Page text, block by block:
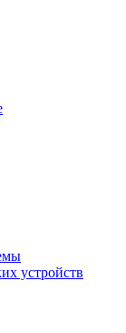
устройств